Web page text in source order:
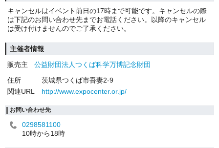
キャンセルはイベント前日の17時まで可能です。キャンセルの際
は下記のお問い合わせ先までお電話ください。以降のキャンセル
は受け付けませんのでご了承ください。
主催者情報
販売主
公益財団法人つくば科学万博記念財団
住所
茨城県つくば市吾妻2-9
関連URL
http://www.expocenter.or.jp/
お問い合わせ先
0298581100
10時から18時